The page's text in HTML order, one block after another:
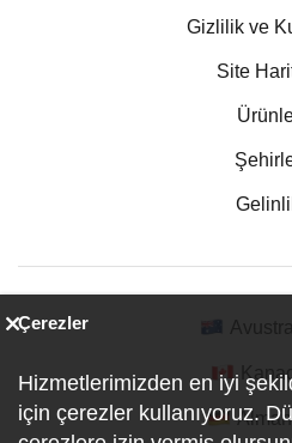
Gizlilik ve
Site
Çerezler
Hizmetlerimizden en iyi
için çerezler kullanıyoruz.